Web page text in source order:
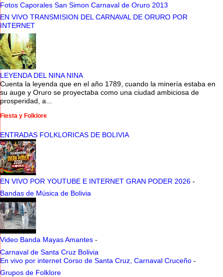
Fotos Caporales San Simon Carnaval de Oruro 2013
EN VIVO TRANSMISION DEL CARNAVAL DE ORURO POR
INTERNET
LEYENDA DEL NINA NINA
Cuenta la leyenda que en el año 1789, cuando la minería estaba en
su auge y Oruro se proyectaba como una ciudad ambiciosa de
prosperidad, a...
Fiesta y Folklore
ENTRADAS FOLKLORICAS DE BOLIVIA
EN VIVO POR YOUTUBE E INTERNET GRAN PODER 2026 -
Bandas de Música de Bolivia
Video Banda Mayas Amantes -
Carnaval de Santa Cruz Bolivia
En vivo por internet Corso de Santa Cruz, Carnaval Cruceño -
Grupos de Folklore